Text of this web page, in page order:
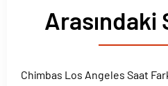
Arasındaki
Chimbas Los Angeles Saat